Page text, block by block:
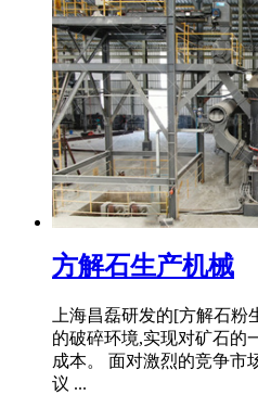
方解石生产机械
上海昌磊研发的[方解石
的破碎环境,实现对矿石的
成本。 面对激烈的竞争市
议 ...